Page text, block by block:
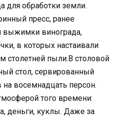
для обработки земли.
пресс, ранее
выжимки винограда,
в которых настаивали
столетней пыли.В столовой
стол, сервированный
восемнадцать персон.
того времени:
деньги, куклы. Даже за